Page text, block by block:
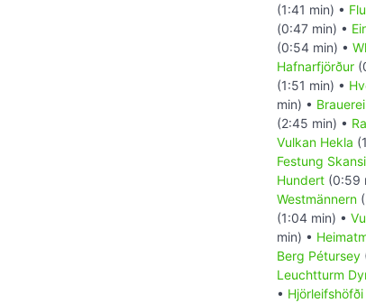
(1:41 min) •
(0:47 min) •
(0:54 min) •
Hafnarfjörður
(1:51 min) •
min) •
(2:45 min) •
Vulkan Hekla
Festung
Hundert (0:59
Westmännern
(1:04 min) •
min) •
Berg Pétursey
Leuchtturm
• Hjörleifshöfði